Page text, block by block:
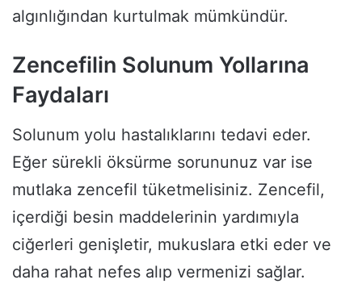
algınlığından kurtulmak mümkündür.
Zencefilin Solunum Yollarına
Faydaları
Solunum yolu hastalıklarını tedavi eder.
Eğer sürekli öksürme sorununuz var ise
mutlaka zencefil tüketmelisiniz. Zencefil,
içerdiği besin maddelerinin yardımıyla
ciğerleri genişletir, mukuslara etki eder ve
daha rahat nefes alıp vermenizi sağlar.